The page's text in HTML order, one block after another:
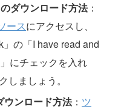
ダウンロード方法：
ースにアクセスし、
」の「I have read and
にチェックを入れ
しましょう。
ンロード方法： ツ